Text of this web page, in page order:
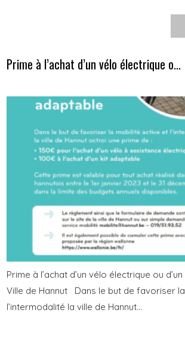
Prime à l’achat d’un vélo électrique o...
Prime à l’achat d’un vélo électrique ou
Ville de Hannut Dans le but de favoriser
l’intermodalité la ville de Hannut...